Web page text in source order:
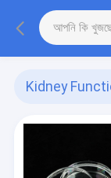
Kidney